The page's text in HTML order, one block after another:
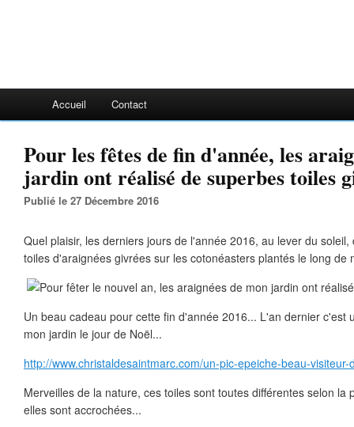
Accueil Contact
Pour les fêtes de fin d'année, les
jardin ont réalisé de superbes toiles
Publié le 27 Décembre 2016
Quel plaisir, les derniers jours de l'année 2016, au lever du
toiles d'araignées givrées sur les cotonéasters plantés le long de
Un beau cadeau pour cette fin d'année 2016... L'an dernier c'est
mon jardin le jour de Noël...
http://www.christaldesaintmarc.com/un-pic-epeiche-beau-
Merveilles de la nature, ces toiles sont toutes différentes selon la
elles sont accrochées...